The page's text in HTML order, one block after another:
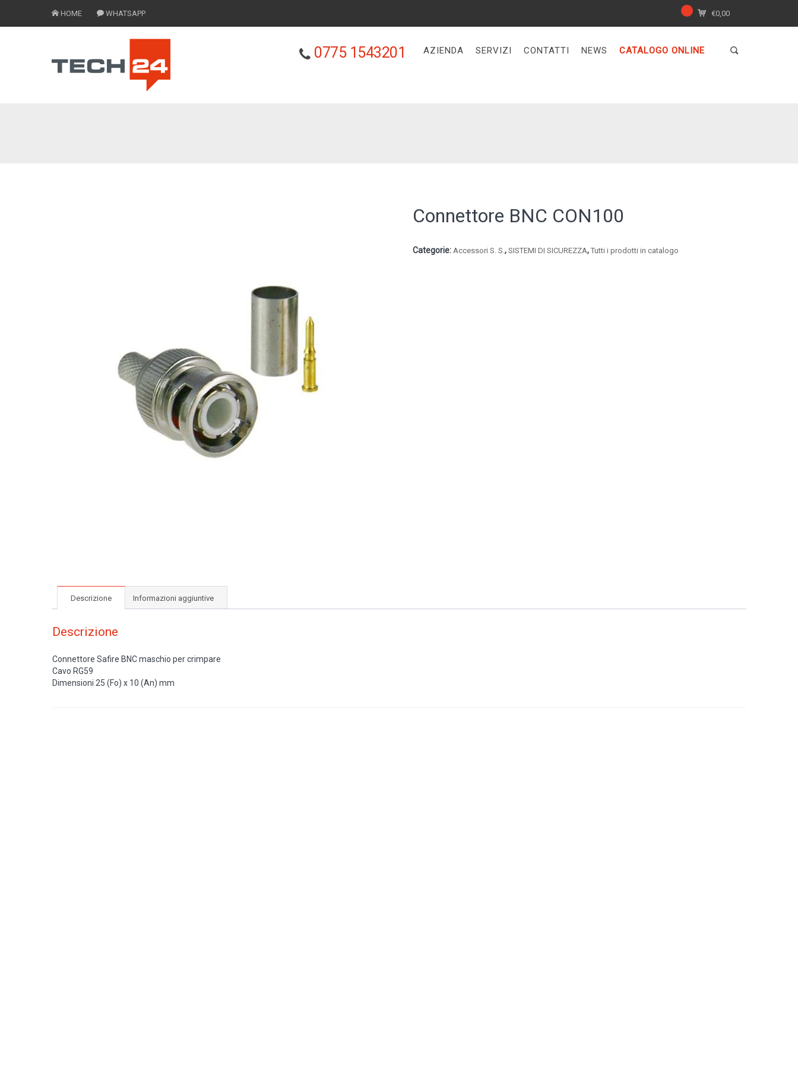
HOME WHATSAPP €0,00
0775 1543201 AZIENDA SERVIZI CONTATTI NEWS CATALOGO ONLINE
Connettore BNC CON100
Categorie: Accessori S. S.,SISTEMI DI SICUREZZA,Tutti i prodotti in catalogo
Descrizione Informazioni aggiuntive
Descrizione
Connettore Safire BNC maschio per crimpare
Cavo RG59
Dimensioni 25 (Fo) x 10 (An) mm